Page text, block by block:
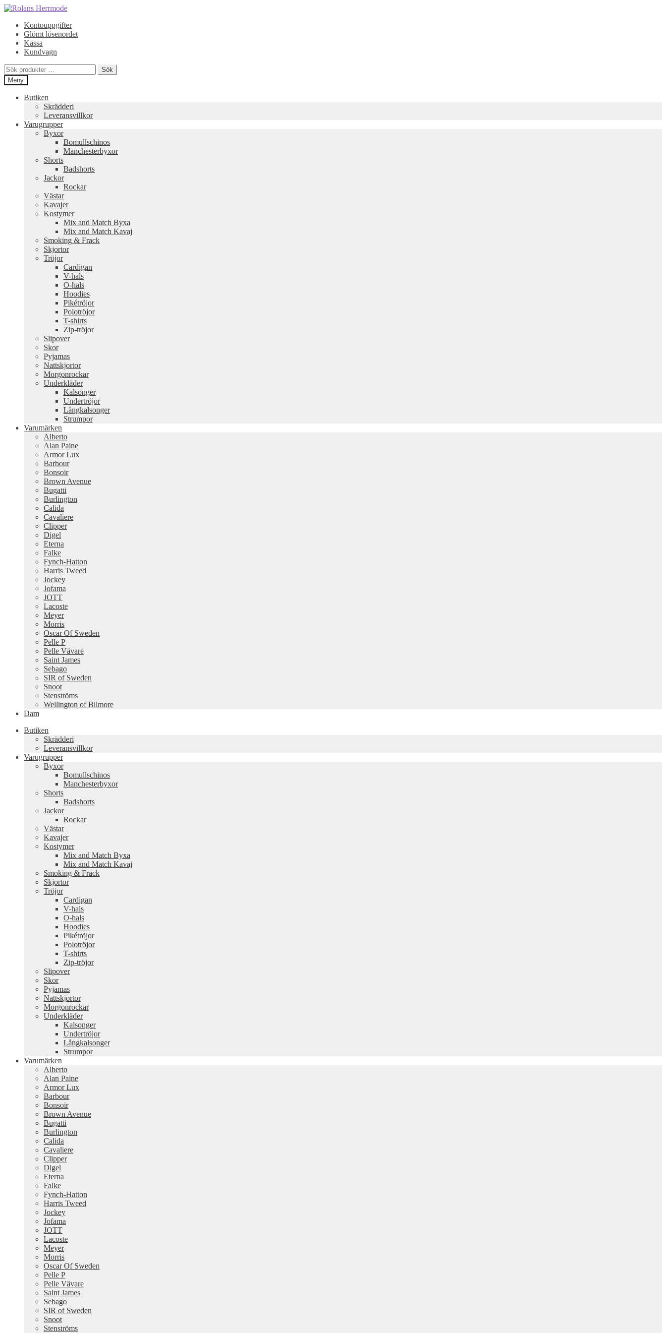
Hoppa
navigering
Hoppa
innehållKontouppgifter
Glömt lösenordet
Kassa
Kundvagn
Sök
efter:
Sök
Meny
Butiken
Skrädderi
Leveransvillkor
Varugrupper
Byxor
Bomullschinos
Manchesterbyxor
Shorts
Badshorts
Jackor
Rockar
Västar
Kavajer
Kostymer
Mix and Match Byxa
Mix and Match Kavaj
Smoking & Frack
Skjortor
Tröjor
Cardigan
V-hals
O-hals
Hoodies
Pikétröjor
Polotröjor
T-shirts
Zip-tröjor
Slipover
Skor
Pyjamas
Nattskjortor
Morgonrockar
Underkläder
Kalsonger
Undertröjor
Långkalsonger
Strumpor
Varumärken
Alberto
Alan Paine
Armor Lux
Barbour
Bonsoir
Brown Avenue
Bugatti
Burlington
Calida
Cavaliere
Clipper
Digel
Eterna
Falke
Fynch-Hatton
Harris Tweed
Jockey
Jofama
JOTT
Lacoste
Meyer
Morris
Oscar Of Sweden
Pelle P
Pelle Vävare
Saint James
Sebago
SIR of Sweden
Snoot
Stenströms
Wellington of Bilmore
Dam
Butiken
Skrädderi
Leveransvillkor
Varugrupper
Byxor
Bomullschinos
Manchesterbyxor
Shorts
Badshorts
Jackor
Rockar
Västar
Kavajer
Kostymer
Mix and Match Byxa
Mix and Match Kavaj
Smoking & Frack
Skjortor
Tröjor
Cardigan
V-hals
O-hals
Hoodies
Pikétröjor
Polotröjor
T-shirts
Zip-tröjor
Slipover
Skor
Pyjamas
Nattskjortor
Morgonrockar
Underkläder
Kalsonger
Undertröjor
Långkalsonger
Strumpor
Varumärken
Alberto
Alan Paine
Armor Lux
Barbour
Bonsoir
Brown Avenue
Bugatti
Burlington
Calida
Cavaliere
Clipper
Digel
Eterna
Falke
Fynch-Hatton
Harris Tweed
Jockey
Jofama
JOTT
Lacoste
Meyer
Morris
Oscar Of Sweden
Pelle P
Pelle Vävare
Saint James
Sebago
SIR of Sweden
Snoot
Stenströms